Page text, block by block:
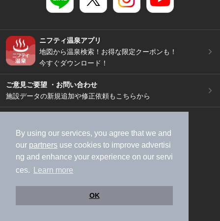
By using our services, you agree that we and
our partners use cookies to improve advertisi
ng and enhance your experience on our servi
ces.
Learn more
OK
ニフティ温泉アプリ
地図から温泉検索！お得な限定クーポンも！
今すぐダウンロード！
ご意見ご要望 ・お問い合わせ
施設データの新規追加や修正依頼もこちらから
加盟店募集（資料請求）
広告出稿のご案内
利用規約
ライフスタイルMEMBERS+規約
特定商取引法に基づく表記
ヘルプ
採用情報
運営会社